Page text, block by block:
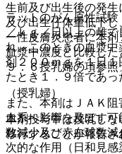
ラットのがん原性試
／ｋｇ／日以上の雌
れ、このときの血漿
剤２００ｍｇを１日
たとき１．９倍であっ
また、本剤はＪＡＫ
血系へ影響を及ぼす
数減少及び赤血球数
次的な作用（日和見感
生前及び出生後の発
及び出生仔体重低下
ー性皮膚炎患者に本
血漿中濃度と比較し
９．６授乳婦の項参照
（授乳婦）
本剤投与中は授乳し
移行することが報告